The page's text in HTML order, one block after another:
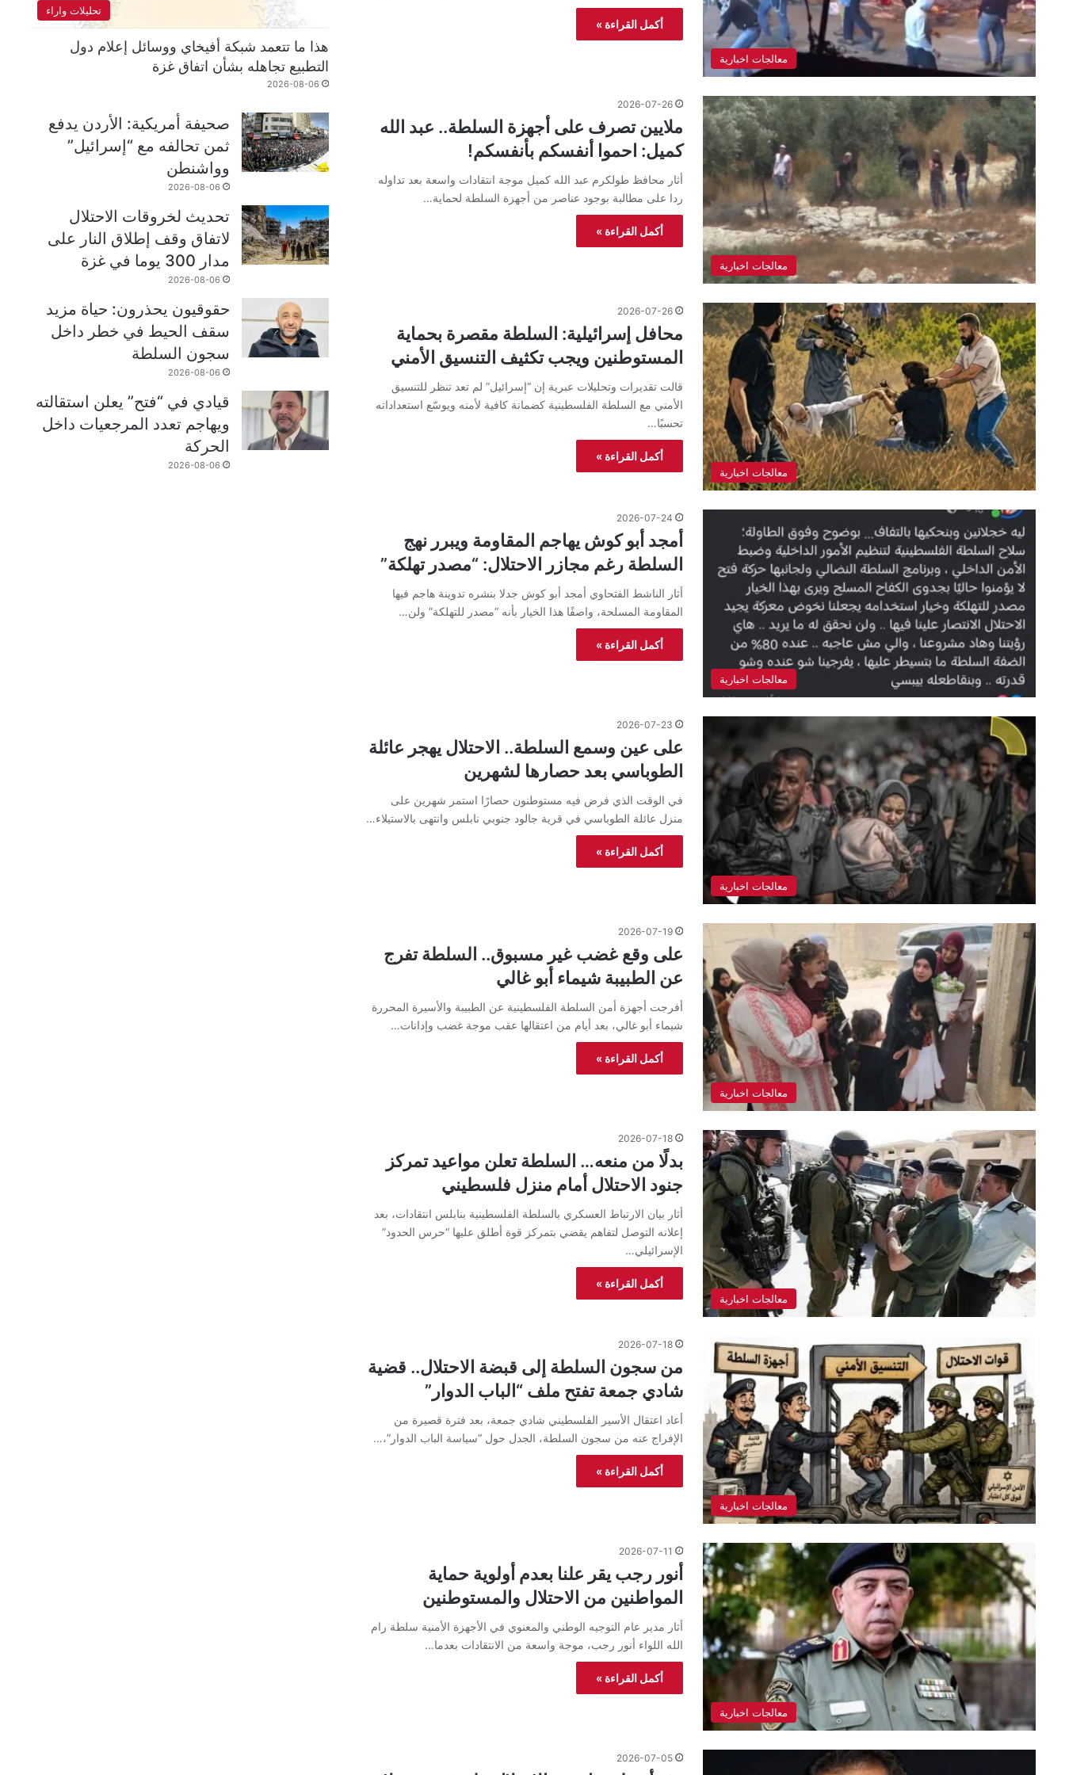
معالجات اخبارية
أكمل القراءة »
معالجات اخبارية
2026-07-26
ملايين تصرف على أجهزة السلطة.. عبد الله
كميل: احموا أنفسكم بأنفسكم!
أثار محافظ طولكرم عبد الله كميل موجة انتقادات واسعة بعد تداوله
ردا على مطالبة بوجود عناصر من أجهزة السلطة لحماية…
أكمل القراءة »
معالجات اخبارية
2026-07-26
محافل إسرائيلية: السلطة مقصرة بحماية
المستوطنين ويجب تكثيف التنسيق الأمني
قالت تقديرات وتحليلات عبرية إن “إسرائيل” لم تعد تنظر للتنسيق
الأمني مع السلطة الفلسطينية كضمانة كافية لأمنه ويوسّع استعداداته
تحسبًا…
أكمل القراءة »
معالجات اخبارية
2026-07-24
أمجد أبو كوش يهاجم المقاومة ويبرر نهج
السلطة رغم مجازر الاحتلال: “مصدر تهلكة”
أثار الناشط الفتحاوي أمجد أبو كوش جدلا بنشره تدوينة هاجم فيها
المقاومة المسلحة، واصفًا هذا الخيار بأنه “مصدر للتهلكة” ولن…
أكمل القراءة »
معالجات اخبارية
2026-07-23
على عين وسمع السلطة.. الاحتلال يهجر عائلة
الطوباسي بعد حصارها لشهرين
في الوقت الذي فرض فيه مستوطنون حصارًا استمر شهرين على
منزل عائلة الطوباسي في قرية جالود جنوبي نابلس وانتهى بالاستيلاء…
أكمل القراءة »
معالجات اخبارية
2026-07-19
على وقع غضب غير مسبوق.. السلطة تفرج
عن الطبيبة شيماء أبو غالي
أفرجت أجهزة أمن السلطة الفلسطينية عن الطبيبة والأسيرة المحررة
شيماء أبو غالي، بعد أيام من اعتقالها عقب موجة غضب وإدانات…
أكمل القراءة »
معالجات اخبارية
2026-07-18
بدلًا من منعه… السلطة تعلن مواعيد تمركز
جنود الاحتلال أمام منزل فلسطيني
أثار بيان الارتباط العسكري بالسلطة الفلسطينية بنابلس انتقادات، بعد
إعلانه التوصل لتفاهم يقضي بتمركز قوة أطلق عليها “حرس الحدود”
الإسرائيلي…
أكمل القراءة »
معالجات اخبارية
2026-07-18
من سجون السلطة إلى قبضة الاحتلال.. قضية
شادي جمعة تفتح ملف “الباب الدوار”
أعاد اعتقال الأسير الفلسطيني شادي جمعة، بعد فترة قصيرة من
الإفراج عنه من سجون السلطة، الجدل حول “سياسة الباب الدوار”،…
أكمل القراءة »
معالجات اخبارية
2026-07-11
أنور رجب يقر علنا بعدم أولوية حماية
المواطنين من الاحتلال والمستوطنين
أثار مدير عام التوجيه الوطني والمعنوي في الأجهزة الأمنية سلطة رام
الله اللواء أنور رجب، موجة واسعة من الانتقادات بعدما…
أكمل القراءة »
2026-07-05
تحليلات واراء
هذا ما تتعمد شبكة أفيخاي ووسائل إعلام دول
التطبيع تجاهله بشأن اتفاق غزة
2026-08-06
صحيفة أمريكية: الأردن يدفع
ثمن تحالفه مع “إسرائيل”
وواشنطن
2026-08-06
تحديث لخروقات الاحتلال
لاتفاق وقف إطلاق النار على
مدار 300 يوما في غزة
2026-08-06
حقوقيون يحذرون: حياة مزيد
سقف الحيط في خطر داخل
سجون السلطة
2026-08-06
قيادي في “فتح” يعلن استقالته
ويهاجم تعدد المرجعيات داخل
الحركة
2026-08-06